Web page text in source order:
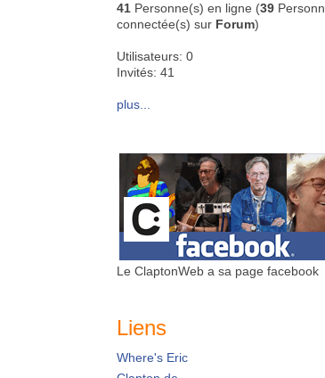
41 Personne(s) en ligne (39
connectée(s) sur Forum)
Utilisateurs: 0
Invités: 41
plus...
Le ClaptonWeb a sa page facebook
Liens
Where's Eric